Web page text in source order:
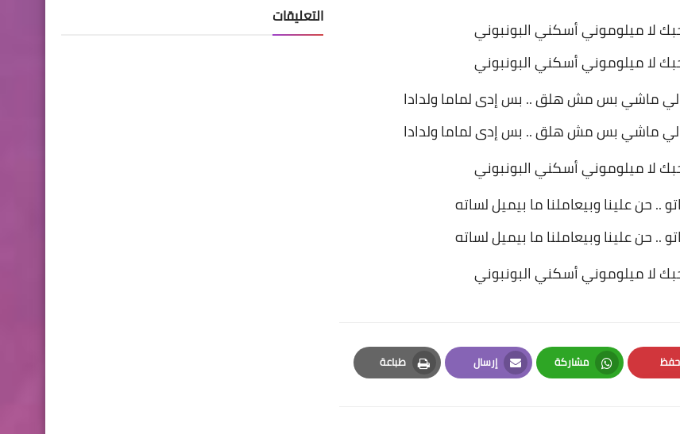
لا ميلوموني أسكني البونبوني
لا ميلوموني أسكني البونبوني
ماشي بس مش هلق .. بس إدى لماما ولدادا
ماشي بس مش هلق .. بس إدى لماما ولدادا
لا ميلوموني أسكني البونبوني
.. حن علينا وبيعاملنا ما بيميل لساته
.. حن علينا وبيعاملنا ما بيميل لساته
لا ميلوموني أسكني البونبوني
حفظ
Pinterest
مشاركة
Whatsapp
إرسال
Email
طباعة
Print
التعليقات